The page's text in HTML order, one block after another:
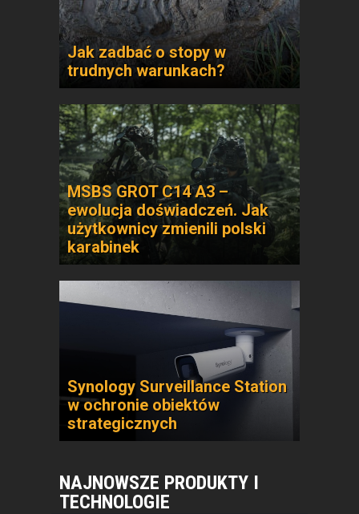
Jak zadbać o stopy w
trudnych warunkach?
MSBS GROT C14 A3 –
ewolucja doświadczeń. Jak
użytkownicy zmienili polski
karabinek
Synology Surveillance Station
w ochronie obiektów
strategicznych
NAJNOWSZE PRODUKTY I
TECHNOLOGIE